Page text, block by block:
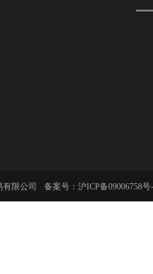
限公司 备案号： 沪ICP备09006758号